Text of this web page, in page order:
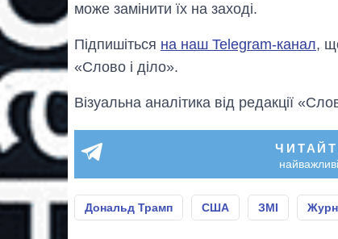
може замінити їх на заході.
Підпишіться на наш Telegram-канал,
«Слово і діло».
Візуальна аналітика від редакції
Дональд Трамп США ЗМІ